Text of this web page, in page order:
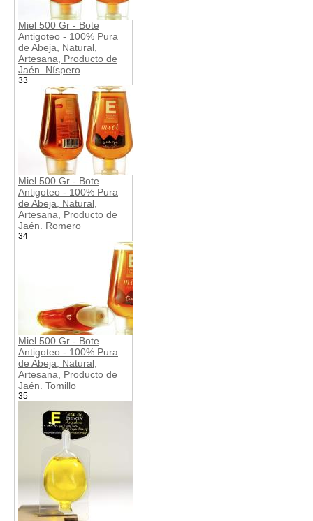
Miel 500 Gr - Bote
Antigoteo - 100% Pura
de Abeja, Natural,
Artesana, Producto de
Jaén. Níspero
33
Miel 500 Gr - Bote
Antigoteo - 100% Pura
de Abeja, Natural,
Artesana, Producto de
Jaén. Romero
34
Miel 500 Gr - Bote
Antigoteo - 100% Pura
de Abeja, Natural,
Artesana, Producto de
Jaén. Tomillo
35